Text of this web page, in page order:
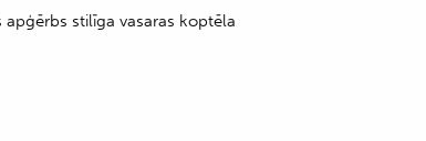
stilīga vasaras koptēla